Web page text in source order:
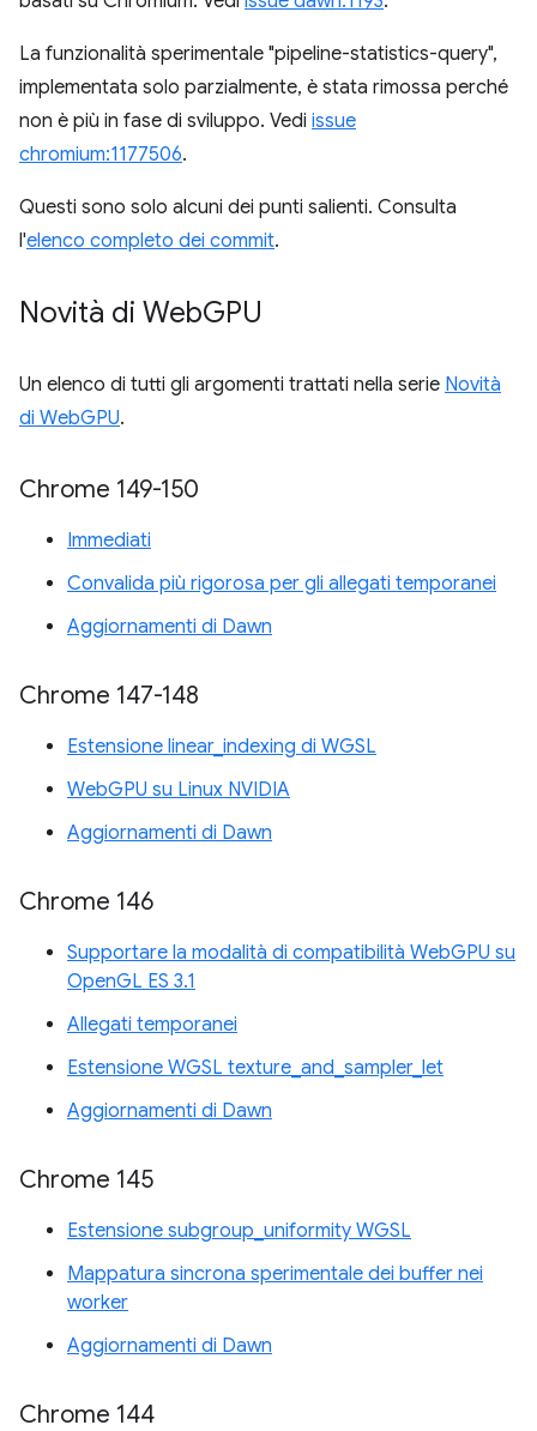
La funzionalità sperimentale "pipeline-statistics-query",
implementata solo parzialmente, è stata rimossa perché
non è più in fase di sviluppo. Vedi issue
chromium:1177506.
Questi sono solo alcuni dei punti salienti. Consulta
l'elenco completo dei commit.
Novità di WebGPU
Un elenco di tutti gli argomenti trattati nella serie Novità
di WebGPU.
Chrome 149-150
Immediati
Convalida più rigorosa per gli allegati temporanei
Aggiornamenti di Dawn
Chrome 147-148
Estensione linear_indexing di WGSL
WebGPU su Linux NVIDIA
Aggiornamenti di Dawn
Chrome 146
Supportare la modalità di compatibilità WebGPU su
OpenGL ES 3.1
Allegati temporanei
Estensione WGSL texture_and_sampler_let
Aggiornamenti di Dawn
Chrome 145
Estensione subgroup_uniformity WGSL
Mappatura sincrona sperimentale dei buffer nei
worker
Aggiornamenti di Dawn
Chrome 144